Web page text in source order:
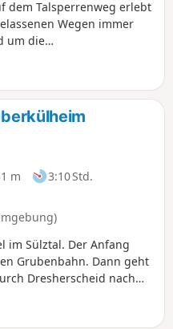
dem Talsperrenweg erlebt
Wegen immer
um die
teils
Wanderpfade führen den
und über waldige
m
3:10 Std.
im Sülztal. Der Anfang
Grubenbahn. Dann geht
Dresherscheid nach
Startpunkt.